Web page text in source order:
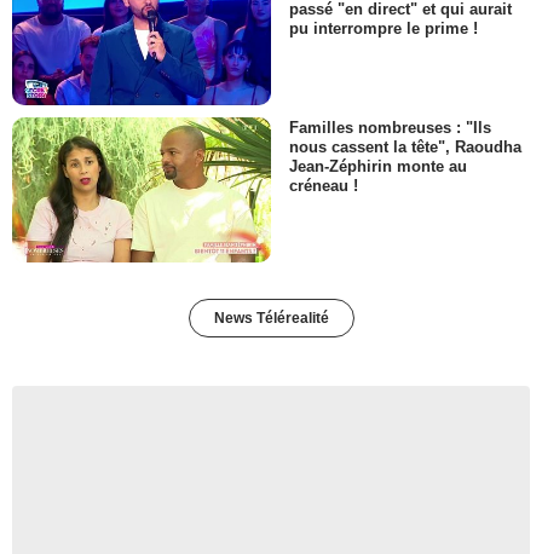
passé "en direct" et qui aurait
pu interrompre le prime !
Familles nombreuses : "Ils
nous cassent la tête", Raoudha
Jean-Zéphirin monte au
créneau !
News Télérealité